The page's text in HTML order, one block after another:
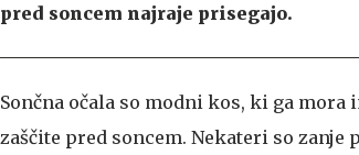
pred soncem najraje prisegajo.
Sončna očala so modni kos, ki ga mora
zaščite pred soncem. Nekateri so zanje